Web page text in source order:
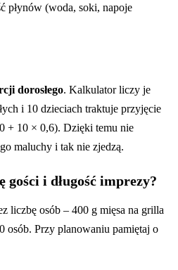
płynów (woda, soki, napoje
dorosłego. Kalkulator liczy je
i 10 dzieciach traktuje przyjęcie
+ 10 × 0,6). Dzięki temu nie
maluchy i tak nie zjedzą.
gości i długość imprezy?
liczbę osób – 400 g mięsa na grilla
osób. Przy planowaniu pamiętaj o